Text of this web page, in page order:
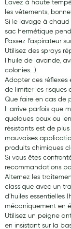
Lavez à haute
les vêtements,
Si le lavage à chaud
sac hermétique
Passez l’aspirateur
Utilisez des sprays
l’huile de lavande,
colonies…).
Adopter ces
de limiter les risques
Que faire en cas de
Il arrive parfois que
quelques poux ou
résistants est de
mauvaises
produits chimiques
Si vous êtes
recommandations
Alternez les
classique avec un
d’huiles essentielles
mécaniquement en
Utilisez un peigne
en insistant sur la